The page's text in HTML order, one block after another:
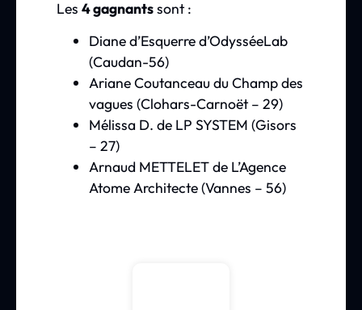
Les 4 gagnantssont :
Diane d’Esquerre d’OdysséeLab
(Caudan-56)
Ariane Coutanceau du Champ des
vagues (Clohars-Carnoët – 29)
Mélissa D. de LP SYSTEM (Gisors
– 27)
Arnaud METTELET de L’Agence
Atome Architecte (Vannes – 56)